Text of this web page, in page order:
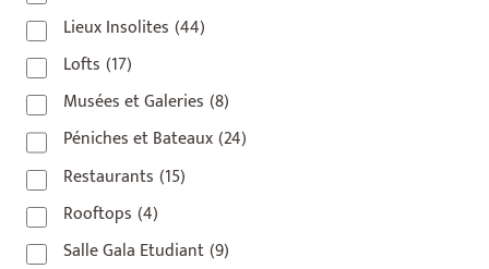
Lieux Insolites (44)
Lofts (17)
Musées et Galeries (8)
Péniches et Bateaux(24)
Restaurants (15)
Rooftops (4)
Salle Gala Etudiant(9)